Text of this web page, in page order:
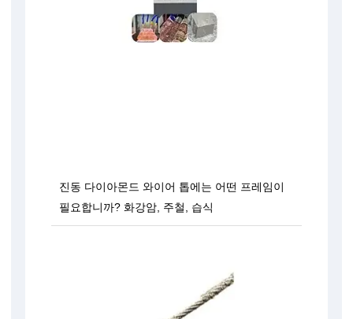
진동 다이아몬드 와이어 톱에는 어떤 프레임이
필요합니까? 화강암, 주철, 습식